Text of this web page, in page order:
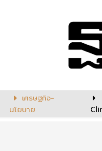
เศรษฐกิจ-
นโยบาย